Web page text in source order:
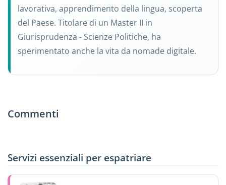
lavorativa, apprendimento della lingua, scoperta
del Paese. Titolare di un Master II in
Giurisprudenza - Scienze Politiche, ha
sperimentato anche la vita da nomade digitale.
Commenti
Servizi essenziali per espatriare